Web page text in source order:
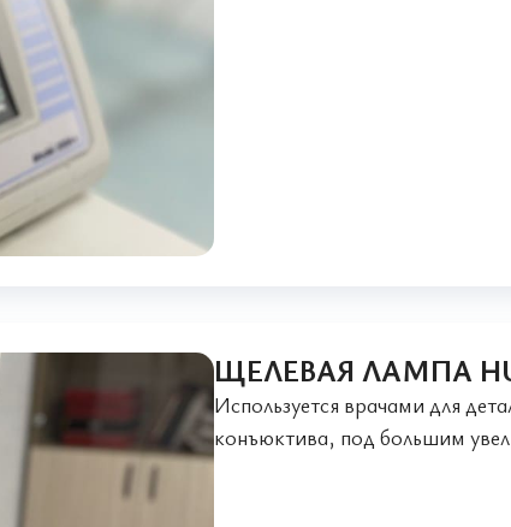
ЩЕЛЕВАЯ ЛАМПА
Используется врачами для
конъюктива, под большим